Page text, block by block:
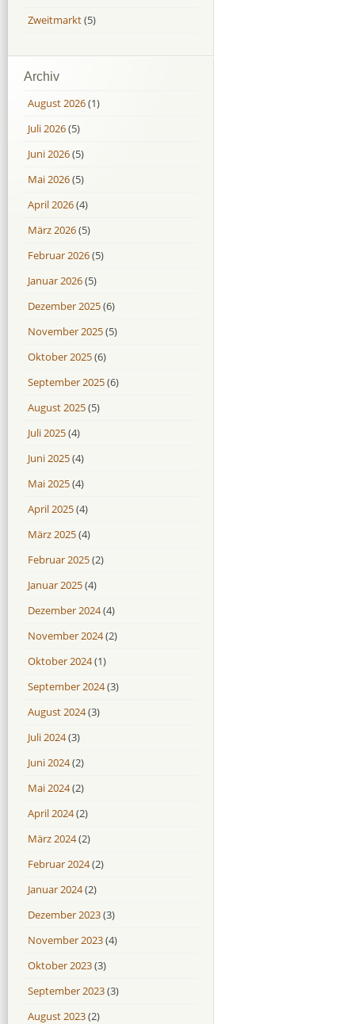
Zweitmarkt(5)
Archiv
August 2026(1)
Juli 2026(5)
Juni 2026(5)
Mai 2026(5)
April 2026(4)
März 2026(5)
Februar 2026(5)
Januar 2026(5)
Dezember 2025(6)
November 2025(5)
Oktober 2025(6)
September 2025(6)
August 2025(5)
Juli 2025(4)
Juni 2025(4)
Mai 2025(4)
April 2025(4)
März 2025(4)
Februar 2025(2)
Januar 2025(4)
Dezember 2024(4)
November 2024(2)
Oktober 2024(1)
September 2024(3)
August 2024(3)
Juli 2024(3)
Juni 2024(2)
Mai 2024(2)
April 2024(2)
März 2024(2)
Februar 2024(2)
Januar 2024(2)
Dezember 2023(3)
November 2023(4)
Oktober 2023(3)
September 2023(3)
August 2023(2)